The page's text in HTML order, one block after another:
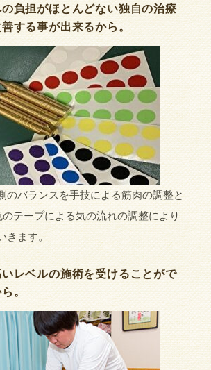
負担がほとんどない独自の治療
する事が出来るから。
のバランスを手技による筋肉の調整と
テープによる気の流れの調整により
きます。
レベルの施術を受けることがで
。